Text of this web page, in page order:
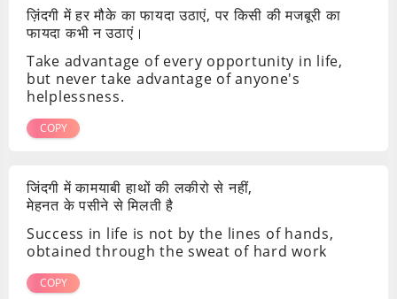
ज़िंदगी में हर मौके का फायदा उठाएं, पर किसी की मजबूरी का
फायदा कभी न उठाएं।
Take advantage of every opportunity in life,
but never take advantage of anyone's
helplessness.
COPY
जिंदगी में कामयाबी हाथों की लकीरो से नहीं,
मेहनत के पसीने से मिलती है
Success in life is not by the lines of hands,
obtained through the sweat of hard work
COPY